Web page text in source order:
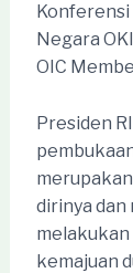
Negara
OIC
Presiden
dirinya dan
kemajuan